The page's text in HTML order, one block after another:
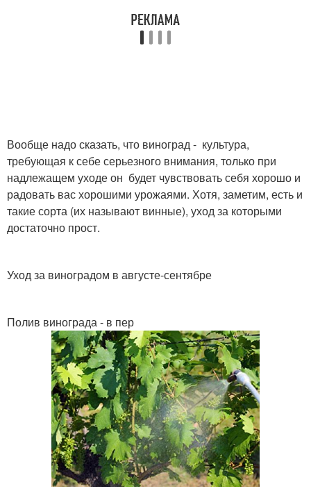
Вообще надо сказать, что виноград - культура,
требующая к себе серьезного внимания, только при
надлежащем уходе он будет чувствовать себя хорошо и
радовать вас хорошими урожаями. Хотя, заметим, есть и
такие сорта (их называют винные), уход за которыми
достаточно прост.
Уход за виноградом в августе-сентябре
Полив винограда - в пер